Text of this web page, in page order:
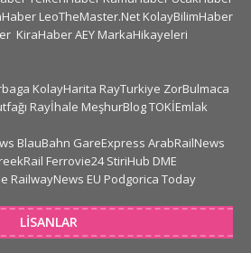
LeoTheMaster.Net KolayBilimHaber
KiraHaberAEY MarkaHikayeleri
KolayHarita RayTurkiye ZorBulmaca
Rayİhale MeşhurBlogTOKİEmlak
BlauBahn GareExpress ArabRailNews
Ferrovie24 StiriHub DME
RailwayNews EU Podgorica Today
LISANLAR